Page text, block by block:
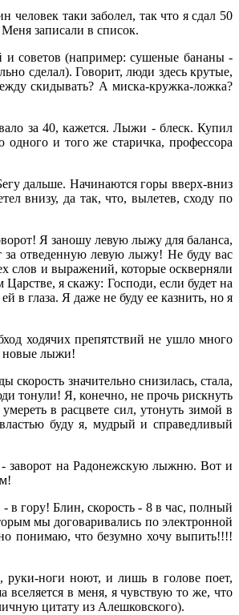
таки заболел, так что я сдал 50
записали в список.
и советов (например: сушеные бананы -
сделал). Говорит, люди здесь крутые,
скидывать? А миска-кружка-ложка?
за 40, кажется. Лыжи - блеск. Купил
одного и того же старичка, профессора
дальше. Начинаются горы вверх-вниз
внизу, да так, что, вылетев, сходу по
Я заношу левую лыжу для баланса,
за отведенную левую лыжу! Не буду вас
слов и выражений, которые оскверняли
я скажу: Господи, если будет на
в глаза. Я даже не буду ее казнить, но я
ходячих препятствий не ушло много
новые лыжи!
значительно снизилась, стала,
тонули! Я, конечно, не прочь рискнуть
в расцвете сил, утонуть зимой в
буду я, мудрый и справедливый
заворот на Радонежскую лыжню. Вот и
- в гору! Блин, скорость - 8 в час, полный
мы договаривались по электронной
понимаю, что безумно хочу выпить!!!!
руки-ноги ноют, и лишь в голове поет,
в меня, я чувствую то же, что
цитату из Алешковского).